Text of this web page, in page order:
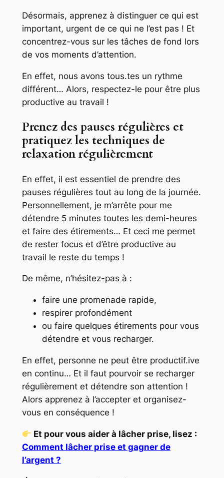
Désormais, apprenez à distinguer ce qui est
important, urgent de ce qui ne l’est pas ! Et
concentrez-vous sur les tâches de fond lors
de vos moments d’attention.
En effet, nous avons tous.tes un rythme
différent… Alors, respectez-le pour être plus
productive au travail !
Prenez des pauses régulières et
pratiquez les techniques de
relaxation régulièrement
En effet, il est essentiel de prendre des
pauses régulières tout au long de la journée.
Personnellement, je m’arrête pour me
détendre 5 minutes toutes les demi-heures
et faire des étirements… Et ceci me permet
de rester focus et d’être productive au
travail le reste du temps !
De même, n’hésitez-pas à :
faire une promenade rapide,
respirer profondément
ou faire quelques étirements pour vous
détendre et vous recharger.
En effet, personne ne peut être productif.ive
en continu… Et il faut pourvoir se recharger
régulièrement et détendre son attention !
Alors apprenez à l’accepter et organisez-
vous en conséquence !
Et pour vous aider à lâcher prise, lisez :
Comment lâcher prise et gagner de
l’argent ?